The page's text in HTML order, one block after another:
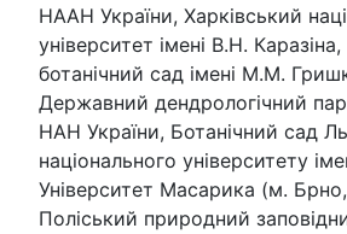
НААН України, Харківський
університет імені В.Н.
ботанічний сад імені М.М.
Державний дендрологічний
НАН України, Ботанічний сад
національного університету
Університет Масарика (м. Брно,
Поліський природний